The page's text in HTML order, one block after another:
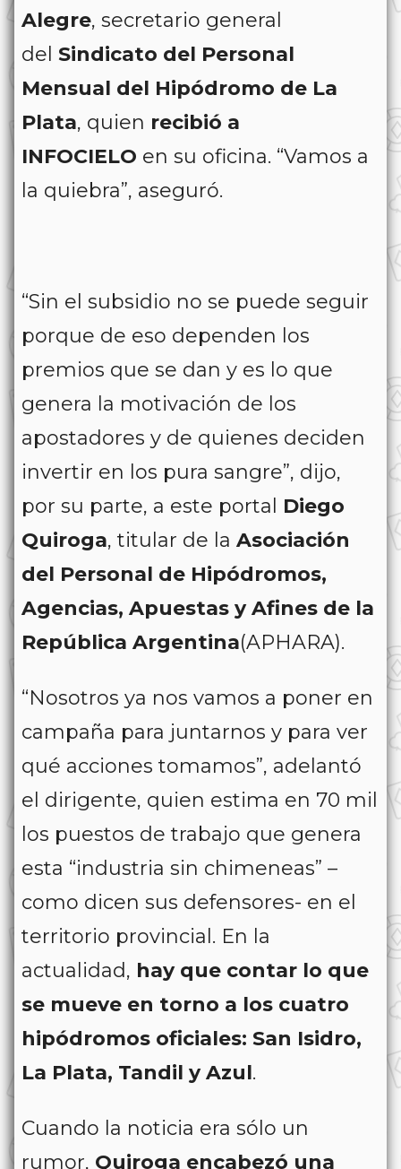
Alegre, secretario general
del Sindicato del Personal
Mensual del Hipódromo de La
Plata, quien recibió a
INFOCIELO en su oficina. “Vamos a
la quiebra”, aseguró.
“Sin el subsidio no se puede seguir
porque de eso dependen los
premios que se dan y es lo que
genera la motivación de los
apostadores y de quienes deciden
invertir en los pura sangre”, dijo,
por su parte, a este portal Diego
Quiroga, titular de la Asociación
del Personal de Hipódromos,
Agencias, Apuestas y Afines de la
República Argentina(APHARA).
“Nosotros ya nos vamos a poner en
campaña para juntarnos y para ver
qué acciones tomamos”, adelantó
el dirigente, quien estima en 70 mil
los puestos de trabajo que genera
esta “industria sin chimeneas” –
como dicen sus defensores- en el
territorio provincial. En la
actualidad, hay que contar lo que
se mueve en torno a los cuatro
hipódromos oficiales: San Isidro,
La Plata, Tandil y Azul.
Cuando la noticia era sólo un
rumor, Quiroga encabezó una